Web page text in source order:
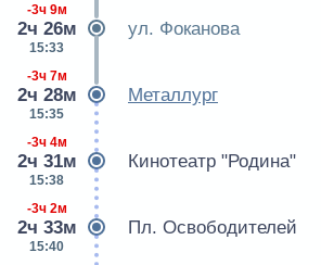
-3ч 9м
2ч 26м
15:33
ул. Фоканова
-3ч 7м
2ч 28м
15:35
Металлург
-3ч 4м
2ч 31м
15:38
Кинотеатр "Родина"
-3ч 2м
2ч 33м
15:40
Пл. Освободителей